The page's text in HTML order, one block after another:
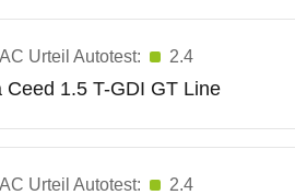
Urteil Autotest: 2.4
Ceed 1.5 T-GDI GT Line
Urteil Autotest: 2.4